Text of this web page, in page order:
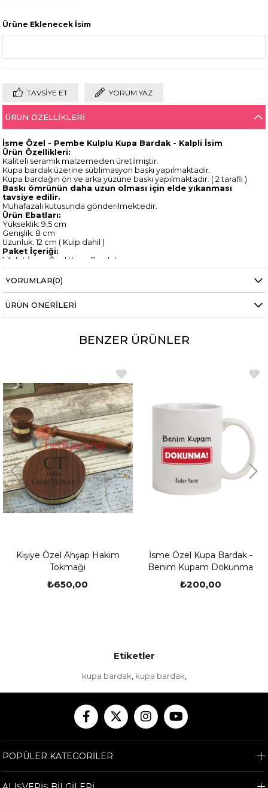
Ürüne Eklenecek İsim
TAVSIYE ET YORUM YAZ
ÜRÜN ÖZELLIKLERI
İsme Özel - Pembe Kulplu Kupa Bardak - Kalpli İsim
Ürün Özellikleri:
Kaliteli seramik malzemeden üretilmiştir.
Kupa bardak üzerine süblimasyon baskı yapılmaktadır.
Kupa bardağın ön ve arka yüzüne baskı yapılmaktadır. ( 2 taraflı )
Baskı ömrünün daha uzun olması için elde yıkanması
tavsiye edilir.
Muhafazalı kutusunda gönderilmektedir.
Ürün Ebatları:
Yükseklik: 9,5 cm
Genişlik: 8 cm
Uzunluk: 12 cm ( Kulp dahil )
Paket İçeriği:
1 Adet İsme Özel Kupa Bardak
YORUMLAR(0)
ÜRÜN ÖNERILERI
BENZER ÜRÜNLER
Kişiye Özel Ahşap Hakim
Tokmağı
₺650,00
İsme Özel Kupa Bardak -
Benim Kupam Dokunma
₺200,00
Etiketler
kupa bardak, kupa bardak,
POPÜLER KATEGORİLER